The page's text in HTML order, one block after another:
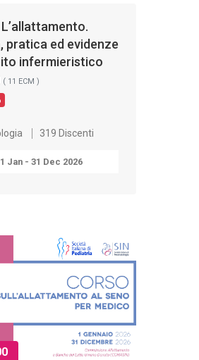
pratica ed evidenze
infermieristico
( 11 ECM )
319 Discenti
1 Jan - 31 Dec 2026